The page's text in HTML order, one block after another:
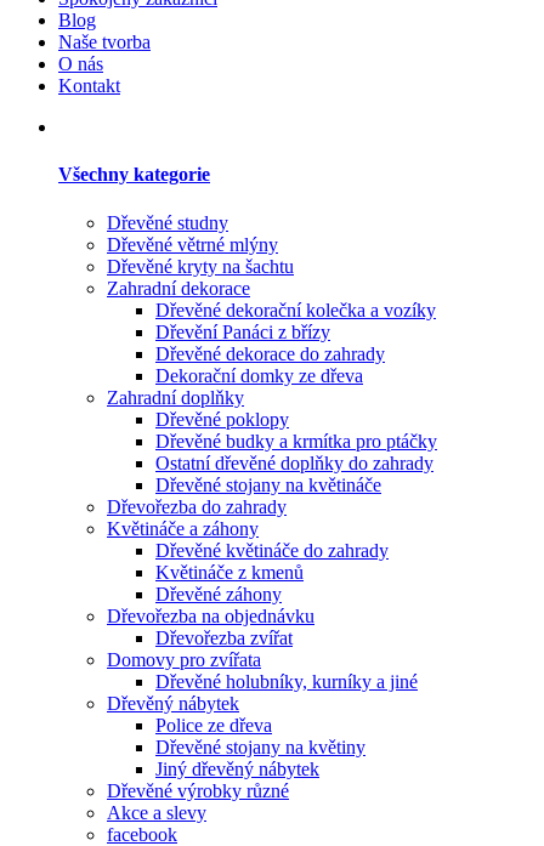
Blog
Naše tvorba
O nás
Kontakt
Všechny kategorie
Dřevěné studny
Dřevěné větrné mlýny
Dřevěné kryty na šachtu
Zahradní dekorace
Dřevěné dekorační kolečka a vozíky
Dřevění Panáci z břízy
Dřevěné dekorace do zahrady
Dekorační domky ze dřeva
Zahradní doplňky
Dřevěné poklopy
Dřevěné budky a krmítka pro ptáčky
Ostatní dřevěné doplňky do zahrady
Dřevěné stojany na květináče
Dřevořezba do zahrady
Květináče a záhony
Dřevěné květináče do zahrady
Květináče z kmenů
Dřevěné záhony
Dřevořezba na objednávku
Dřevořezba zvířat
Domovy pro zvířata
Dřevěné holubníky, kurníky a jiné
Dřevěný nábytek
Police ze dřeva
Dřevěné stojany na květiny
Jiný dřevěný nábytek
Dřevěné výrobky různé
Akce a slevy
facebook